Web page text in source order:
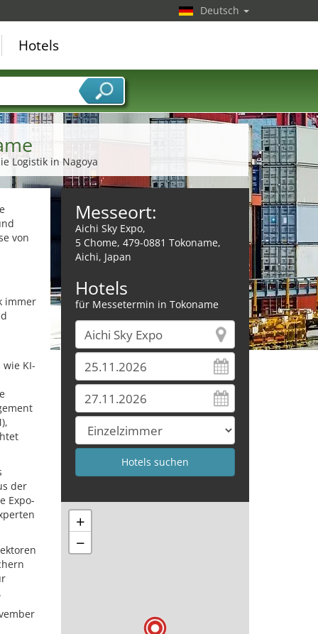
Logistik in Nagoya
von
immer
KI-
der
Expo-
Messeort:
Aichi Sky Expo,
5 Chome, 479-0881 Tokoname,
Aichi, Japan
Hotels
für Messetermin in Tokoname
+
−
Deutsch
Hotels